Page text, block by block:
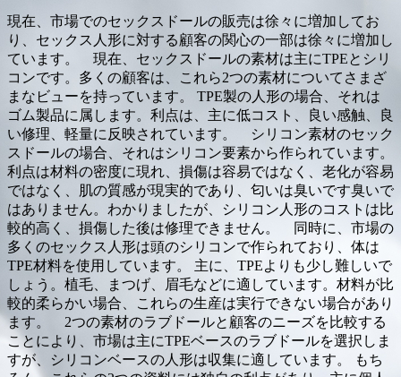
現在、市場でのセックスドールの販売は徐々に増加してお
り、セックス人形に対する顧客の関心の一部は徐々に増加し
ています。 現在、セックスドールの素材は主にTPEとシリ
コンです。多くの顧客は、これら2つの素材についてさまざ
まなビューを持っています。 TPE製の人形の場合、それは
ゴム製品に属します。利点は、主に低コスト、良い感触、良
い修理、軽量に反映されています。 シリコン素材のセック
スドールの場合、それはシリコン要素から作られています。
利点は材料の密度に現れ、損傷は容易ではなく、老化が容易
ではなく、肌の質感が現実的であり、匂いは臭いです臭いで
はありません。わかりましたが、シリコン人形のコストは比
較的高く、損傷した後は修理できません。 同時に、市場の
多くのセックス人形は頭のシリコンで作られており、体は
TPE材料を使用しています。 主に、TPEよりも少し難しいで
しょう。植毛、まつげ、眉毛などに適しています。材料が比
較的柔らかい場合、これらの生産は実行できない場合があり
ます。 2つの素材のラブドールと顧客のニーズを比較する
ことにより、市場は主にTPEベースのラブドールを選択しま
すが、シリコンベースの人形は収集に適しています。 もち